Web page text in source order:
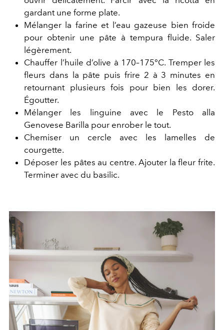
gardant une forme plate.
Mélanger la farine et l’eau gazeuse bien froide
pour obtenir une pâte à tempura fluide. Saler
légèrement.
Chauffer l’huile d’olive à 170–175°C. Tremper les
fleurs dans la pâte puis frire 2 à 3 minutes en
retournant plusieurs fois pour bien les dorer.
Égoutter.
Mélanger les linguine avec le Pesto alla
Genovese Barilla pour enrober le tout.
Chemiser un cercle avec les lamelles de
courgette.
Déposer les pâtes au centre. Ajouter la fleur frite.
Terminer avec du basilic.